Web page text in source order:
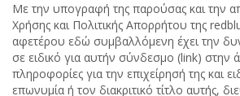
Με την υπογραφή της παρούσας και την
Χρήσης και Πολιτικής Απορρήτου της
αφετέρου εδώ συμβαλλόμενη έχει την
σε ειδικό για αυτήν σύνδεσμο (link) στην
πληροφορίες για την επιχείρησή της και
επωνυμία ή τον διακριτικό τίτλο αυτής,